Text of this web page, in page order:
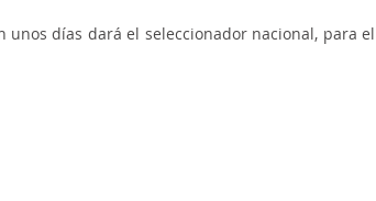
días dará el seleccionador nacional, para el